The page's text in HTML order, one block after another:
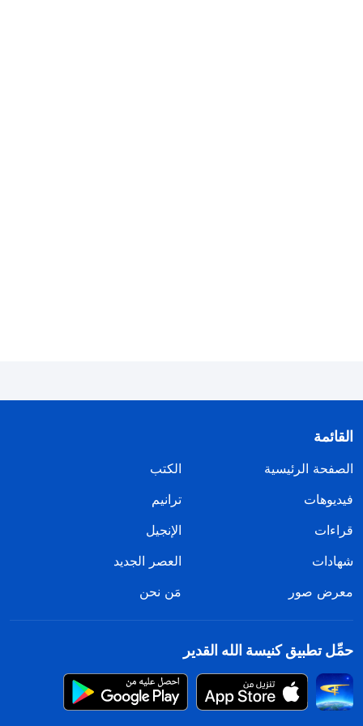
كان أكثر قدرة مني من الناحية المهنية، وأن الإخوة
والأخوات كانوا يطلبونه جميعًا، ويقومون بالشركة معه
عندما يواجهون المشكلات، وأنه لم تكن لدي فرصة
في استبعاده. كنت خائفًا من أن يسرق مني الأضواء
ويتركني بلا حول ولا قوة، لذلك حاولت أن أسلِّح نفسي
بالمعرفة المهنية بغرض تعزيز موقفي. وعندما كانت
الكنيسة تواجه مشكلة لا يمكنني حلها، لم أكن آتي أمام
الله من أجل الصلاة، ولم أكن أعتمد على الله أو ألجأ إليه،
ولم أكن أسعَى إلى الحق مع إخوتي وأخواتي لحل
المشكلة، بل بدلاً من ذلك كنت أقضي كل الأيام متأثرًا
القائمة
الصفحة الرئيسية
الكتب
فيديوهات
ترانيم
قراءات
الإنجيل
شهادات
العصر الجديد
معرض صور
مَن نحن
حمِّل تطبيق كنيسة الله القدير